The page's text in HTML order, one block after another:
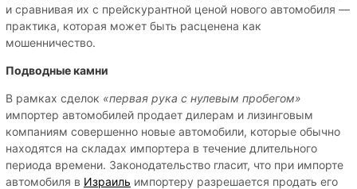
и сравнивая их с прейскурантной ценой нового автомобиля —
практика, которая может быть расценена как
мошенничество.
Подводные камни
В рамках сделок «первая рука с нулевым пробегом»
импортер автомобилей продает дилерам и лизинговым
компаниям совершенно новые автомобили, которые обычно
находятся на складах импортера в течение длительного
периода времени. Законодательство гласит, что при импорте
автомобиля в Израиль импортеру разрешается продать его